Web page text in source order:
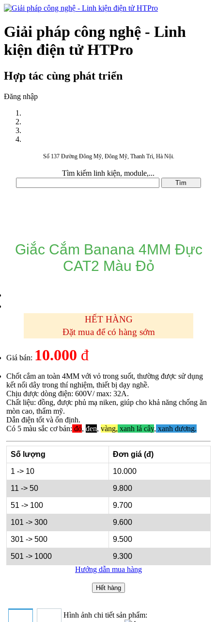
Giải pháp công nghệ - Linh
kiện điện tử HTPro
Hợp tác cùng phát triển
Đăng nhập
Số 137 Đường Đông Mỹ, Đông Mỹ, Thanh Trì, Hà Nội.
Tìm kiếm linh kiện, module,...
Giắc Cắm Banana 4MM Đực
CAT2 Màu Đỏ
HẾT HÀNG
Đặt mua để có hàng sớm
Giá bán: 10.000 đ
Chốt cắm an toàn 4MM với vỏ trong suốt, thường được sử dụng
kết nối dây trong thí nghiệm, thiết bị dạy nghề.
Chịu được dòng điện: 600V/ max: 32A.
Chất liệu: đồng, được phủ mạ niken, giúp cho khả năng chống ăn
mòn cao, thẩm mỹ.
Dẫn điện tốt và ổn định.
Có 5 màu sắc cơ bản: đỏ, đen, vàng, xanh lá cây, xanh dương.
Số lượng Đơn giá (đ)
1 -> 10 10.000
11 -> 50 9.800
51 -> 100 9.700
101 -> 300 9.600
301 -> 500 9.500
501 -> 1000
9.300
Hướng dẫn mua hàng
Hết hàng
Hình ảnh chi tiết sản phẩm: